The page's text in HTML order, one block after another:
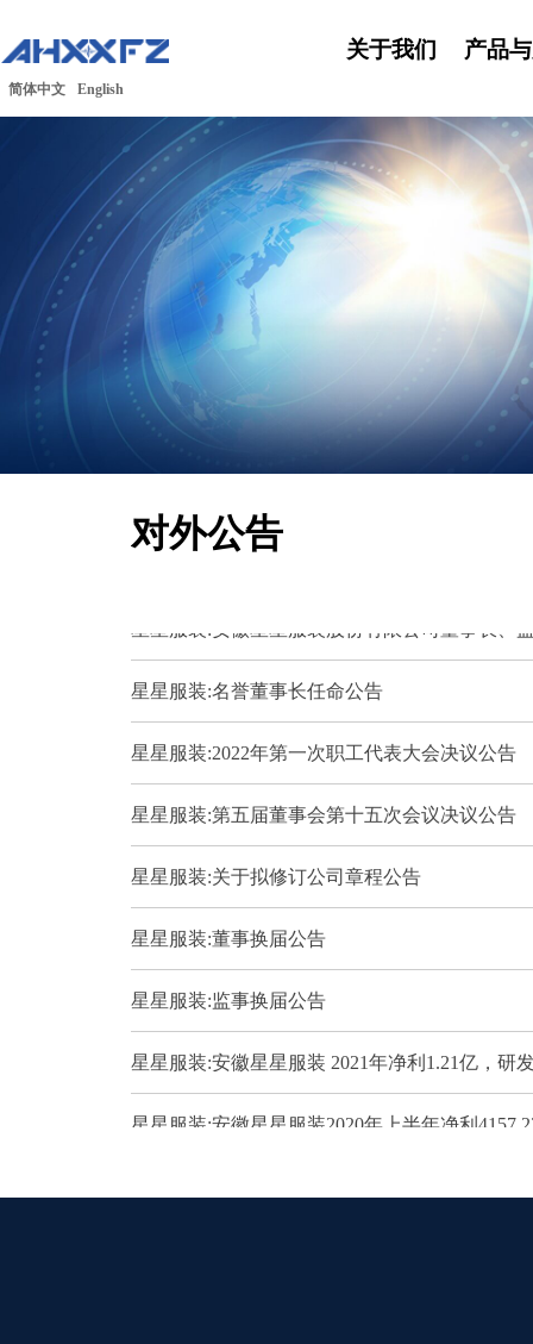
关于我们 产品
简体中文 English
对外公告
星星服装:名誉董事长任命公告
星星服装:2022年第一次职工代表大会决议公告
星星服装:第五届董事会第十五次会议决议公告
星星服装:关于拟修订公司章程公告
星星服装:董事换届公告
星星服装:监事换届公告
星星服装:安徽星星服装 2021年净利1.21亿，研
星星服装:安徽星星服装2020年上半年净利